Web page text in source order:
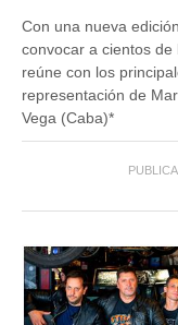
Con una nueva
convocar a cientos
reúne con los
representación de
Vega (Caba)*